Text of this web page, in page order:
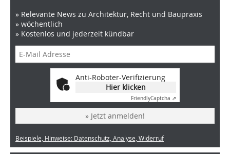
» Relevante News zu Architektur, Recht und Baupraxis
» wöchentlich
» Kostenlos und jederzeit kündbar
Anti-Roboter-Verifizierung
Hier klicken
FriendlyCaptcha ⇗
» Jetzt anmelden!
Beispiele, Hinweise: Datenschutz, Analyse, Widerruf